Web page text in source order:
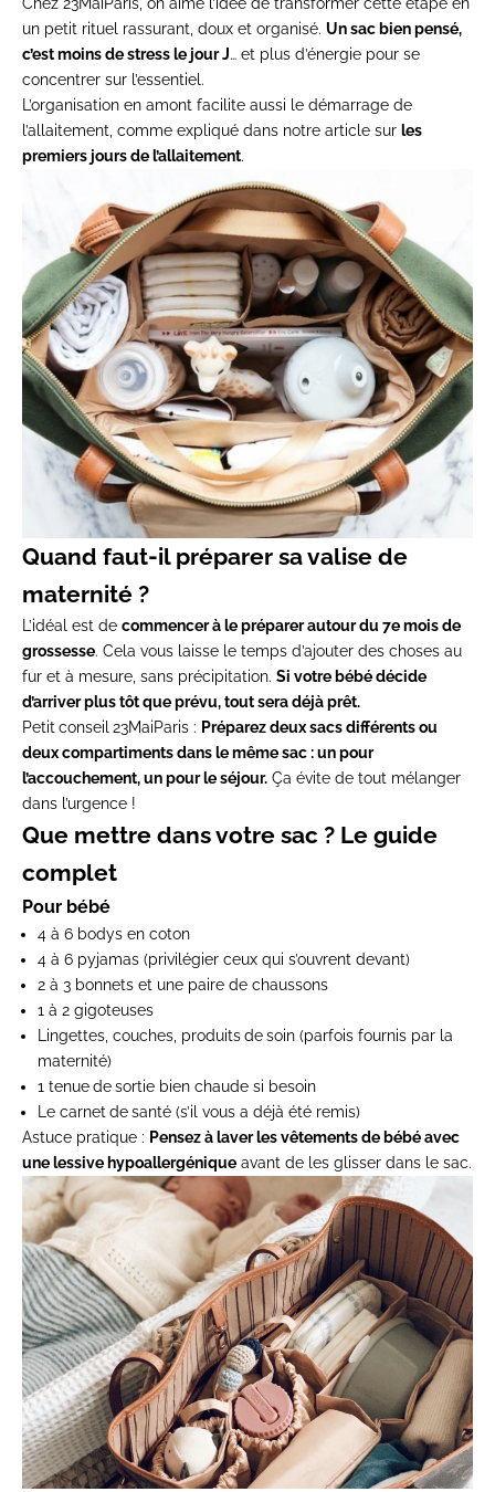
un petit rituel rassurant, doux et organisé. Un sac bien pensé,
c’est moins de stress le jour J… et plus d’énergie pour se
concentrer sur l’essentiel.
L’organisation en amont facilite aussi le démarrage de
l’allaitement, comme expliqué dans notre article sur les
premiers jours de l’allaitement.
Quand faut-il préparer sa valise de
maternité ?
L’idéal est de commencer à le préparer autour du 7e mois de
grossesse. Cela vous laisse le temps d’ajouter des choses au
fur et à mesure, sans précipitation. Si votre bébé décide
d’arriver plus tôt que prévu, tout sera déjà prêt.
Petit conseil 23MaiParis : Préparez deux sacs différents ou
deux compartiments dans le même sac : un pour
l’accouchement, un pour le séjour. Ça évite de tout mélanger
dans l’urgence !
Que mettre dans votre sac ? Le guide
complet
Pour bébé
4 à 6 bodys en coton
4 à 6 pyjamas (privilégier ceux qui s’ouvrent devant)
2 à 3 bonnets et une paire de chaussons
1 à 2 gigoteuses
Lingettes, couches, produitsdesoin (parfois fournis par la
maternité)
1 tenuedesortie bien chaude si besoin
Le carnet desanté (s’il vous a déjà été remis)
Astuce pratique : Pensez à laver les vêtements de bébé avec
une lessive hypoallergénique avant de les glisser dans le sac.